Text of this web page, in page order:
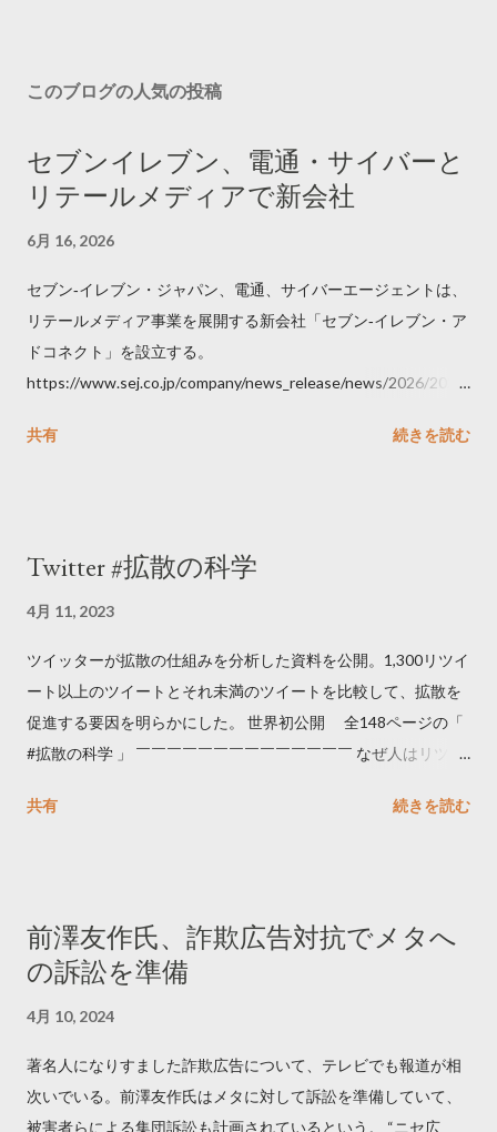
このブログの人気の投稿
セブンイレブン、電通・サイバーと
リテールメディアで新会社
6月 16, 2026
セブン‐イレブン・ジャパン、電通、サイバーエージェントは、
リテールメディア事業を展開する新会社「セブン‐イレブン・ア
ドコネクト」を設立する。
https://www.sej.co.jp/company/news_release/news/2026/2026
共有
続きを読む
Twitter #拡散の科学
4月 11, 2023
ツイッターが拡散の仕組みを分析した資料を公開。1,300リツイ
ート以上のツイートとそれ未満のツイートを比較して、拡散を
促進する要因を明らかにした。 世界初公開 全148ページの「
#拡散の科学 」 ￣￣￣￣￣￣￣￣￣￣￣￣￣￣ なぜ人はリツイ
学しました。 ー バズの目安は1300リツイート ー 人は16の熱量
トするのか？ https://marketing.twitter.com/ja/insights/kakusan
共有 続きを読む
前澤友作氏、詐欺広告対抗でメタへ
の訴訟を準備
4月 10, 2024
著名人になりすました詐欺広告について、テレビでも報道が相
次いでいる。前澤友作氏はメタに対して訴訟を準備していて、
被害者らによる集団訴訟も計画されているという。 “ニセ広